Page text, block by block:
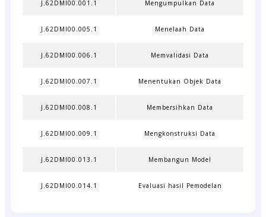
J.62DMI00.001.1 Mengumpulkan Data
J.62DMI00.005.1 Menelaah Data
J.62DMI00.006.1 Memvalidasi Data
J.62DMI00.007.1 Menentukan Objek Data
J.62DMI00.008.1 Membersihkan Data
J.62DMI00.009.1 Mengkonstruksi Data
J.62DMI00.013.1 Membangun Model
J.62DMI00.014.1 Evaluasi hasil Pemodelan